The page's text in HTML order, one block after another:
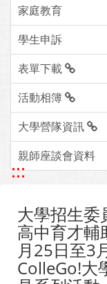
家庭教育
學生申訴
表單下載
活動相簿
大學營隊資訊
親師座談會資料
:::
大學招生委
高中育才輔
月25日至3
ColleGo!大